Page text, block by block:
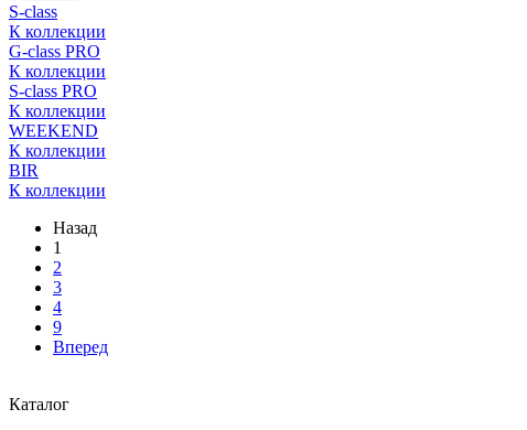
S-class
К коллекции
G-class PRO
К коллекции
S-class PRO
К коллекции
WEEKEND
К коллекции
BIR
К коллекции
Назад
1
2
3
4
9
Вперед
Каталог